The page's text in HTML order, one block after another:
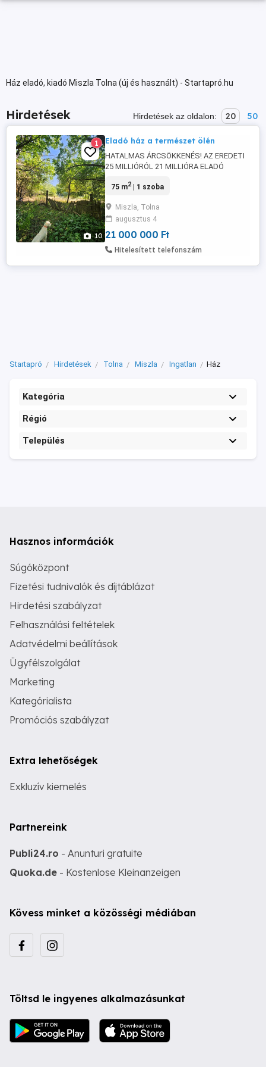
Ház eladó, kiadó Miszla Tolna (új és használt) - Startapró.hu
Hirdetések Hirdetések az oldalon: 20 50
10
1 Eladó ház a természet ölén
HATALMAS ÁRCSÖKKENÉS! AZ EREDETI
25 MILLIÓRÓL 21 MILLIÓRA ELADÓ
Pakstól 40 Km-re) hatalmas telekkel.
óra alatt Budapesten lehet bárki Ára: 21
millió Ft Ha csendre nyugalomra vágyik
akkor jó hirdetést néz. ELADÁSRA kínálok
75 m2| 1 szoba
Miszla, Tolna
augusztus 4
21 000 000 Ft
Hitelesített telefonszám
Startapró Hirdetések Tolna Miszla Ingatlan Ház
Kategória
Régió
Település
Hasznos információk
Súgóközpont
Fizetési tudnivalók és díjtáblázat
Hirdetési szabályzat
Felhasználási feltételek
Adatvédelmi beállítások
Ügyfélszolgálat
Marketing
Kategórialista
Promóciós szabályzat
Extra lehetőségek
Exkluzív kiemelés
Partnereink
Publi24.ro - Anunturi gratuite
Quoka.de - Kostenlose Kleinanzeigen
Kövess minket a közösségi médiában
Töltsd le ingyenes alkalmazásunkat